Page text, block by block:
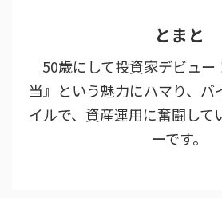
とまと
50歳にして投資家デビュー
当』という魅力にハマり、バ
イルで、資産運用に奮闘して
ーです。